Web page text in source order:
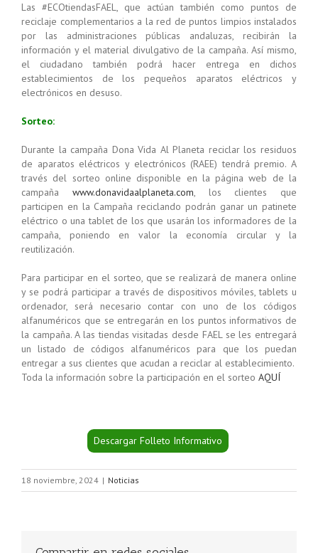
Las #ECOtiendasFAEL, que actúan también como puntos de
reciclaje complementarios a la red de puntos limpios instalados
por las administraciones públicas andaluzas, recibirán la
información y el material divulgativo de la campaña. Así mismo,
el ciudadano también podrá hacer entrega en dichos
establecimientos de los pequeños aparatos eléctricos y
electrónicos en desuso.
Sorteo:
Durante la campaña Dona Vida Al Planeta reciclar los residuos
de aparatos eléctricos y electrónicos (RAEE) tendrá premio. A
través del sorteo online disponible en la página web de la
campaña www.donavidaalplaneta.com, los clientes que
participen en la Campaña reciclando podrán ganar un patinete
eléctrico o una tablet de los que usarán los informadores de la
campaña, poniendo en valor la economía circular y la
reutilización.
Para participar en el sorteo, que se realizará de manera online
y se podrá participar a través de dispositivos móviles, tablets u
ordenador, será necesario contar con uno de los códigos
alfanuméricos que se entregarán en los puntos informativos de
la campaña. A las tiendas visitadas desde FAEL se les entregará
un listado de códigos alfanuméricos para que los puedan
entregar a sus clientes que acudan a reciclar al establecimiento.
Toda la información sobre la participación en el sorteo AQUÍ
Descargar Folleto Informativo
18 noviembre, 2024 | Noticias